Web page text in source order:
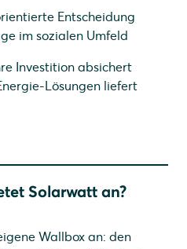
Entscheidung
im sozialen Umfeld
Investition absichert
Lösungen liefert
Solarwatt an?
Wallbox an: den